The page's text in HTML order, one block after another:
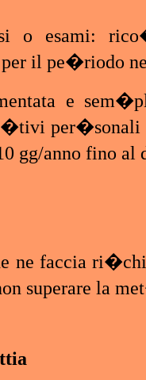
o esami:
il pe�riodo
e
per�sonali
gg/anno fino
ne faccia
superare la